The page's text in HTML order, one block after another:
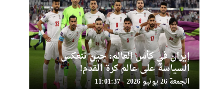
إيران في كأس العالم: حين تنعكس
السياسة على عالم كرة القدم!
الجمعة 26 يونيو 2026 - 11:01:37